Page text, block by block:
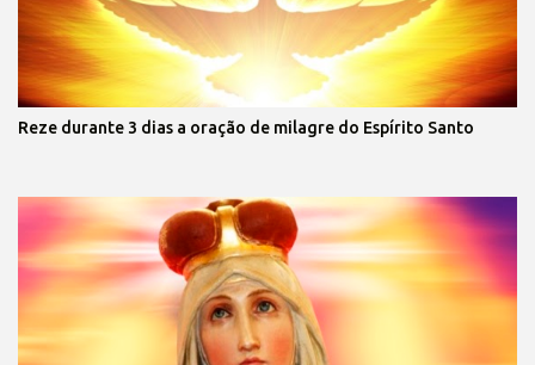
Reze durante 3 dias a oração de milagre do Espírito Santo